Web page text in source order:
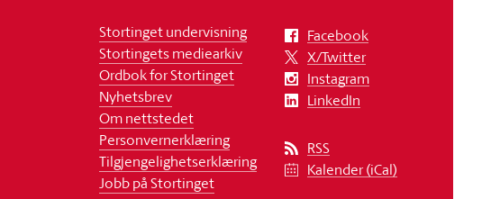
Stortinget undervisning
Stortingets mediearkiv
Ordbok for Stortinget
Nyhetsbrev
Om nettstedet
Personvernerklæring
Tilgjengelighetserklæring
Jobb på Stortinget
Facebook
X/Twitter
Instagram
LinkedIn
RSS
Kalender (iCal)